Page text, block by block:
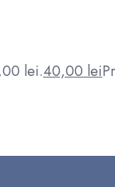
lei.40,00 lei